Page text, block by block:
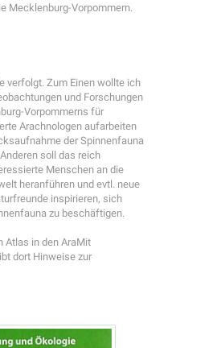
Mecklenburg-Vorpommern.
verfolgt. Zum Einen wollte ich
und Forschungen
Vorpommerns für
Arachnologen aufarbeiten
der Spinnenfauna
soll das reich
Menschen an die
heranführen und evtl. neue
inspirieren, sich
zu beschäftigen.
Atlas in den AraMit
dort Hinweise zur